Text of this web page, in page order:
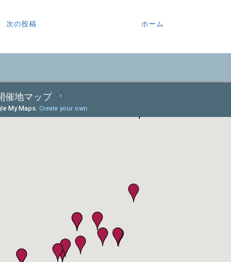
次の投稿 ホーム